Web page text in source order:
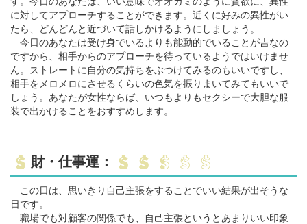
に対してアプローチすることができます。近くに好みの異性がい
たら、どんどんと近づいて話しかけるようにしましょう。
今日のあなたは受け身でいるよりも能動的でいることが吉なの
ですから、相手からのアプローチを待っているようではいけませ
ん。ストレートに自分の気持ちをぶつけてみるのもいいですし、
相手をメロメロにさせるくらいの色気を振りまいてみてもいいで
しょう。あなたが女性ならば、いつもよりもセクシーで大胆な服
装で出かけることをおすすめします。
財・仕事運：
この日は、思いきり自己主張をすることでいい結果が出そうな
日です。
職場でも対顧客の関係でも、自己主張というとあまりいい印象